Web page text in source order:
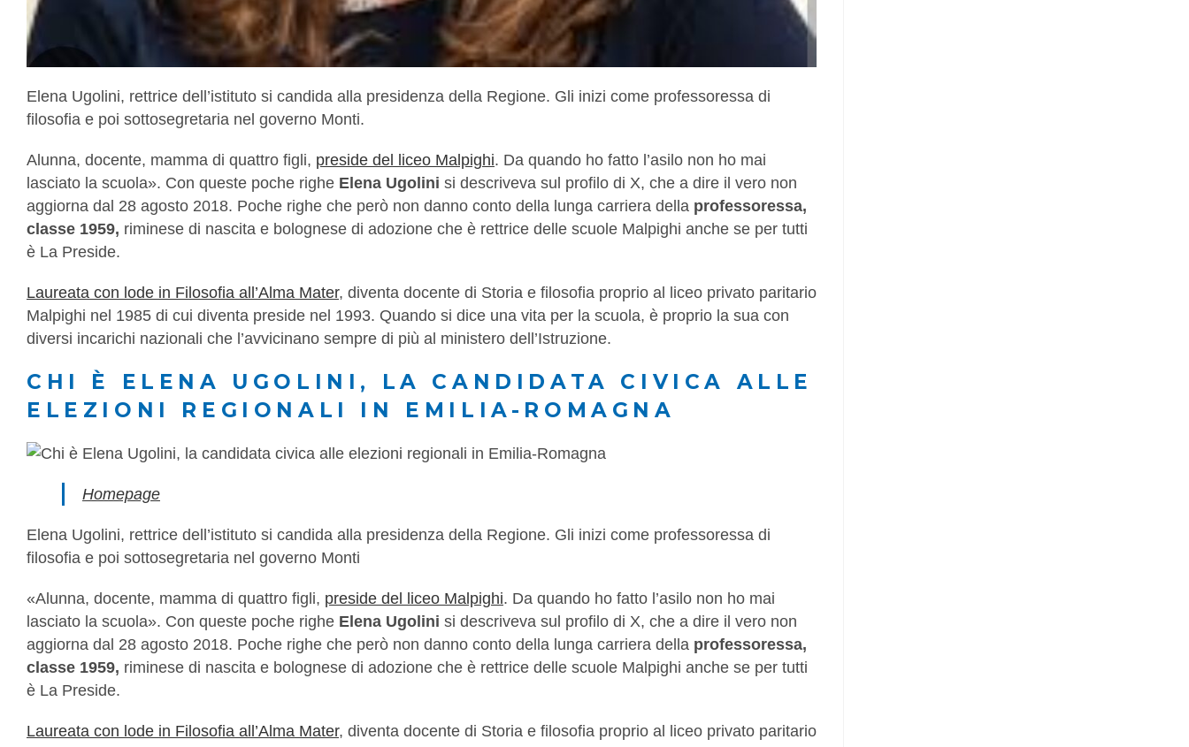
Elena Ugolini, rettrice dell’istituto si candida alla presidenza della Regione. Gli inizi come professoressa di
filosofia e poi sottosegretaria nel governo Monti.
Alunna, docente, mamma di quattro figli, preside del liceo Malpighi. Da quando ho fatto l’asilo non ho mai
lasciato la scuola». Con queste poche righe Elena Ugolini si descriveva sul profilo di X, che a dire il vero non
aggiorna dal 28 agosto 2018. Poche righe che però non danno conto della lunga carriera della professoressa,
classe 1959, riminese di nascita e bolognese di adozione che è rettrice delle scuole Malpighi anche se per tutti
è La Preside.
Laureata con lode in Filosofia all’Alma Mater, diventa docente di Storia e filosofia proprio al liceo privato paritario
Malpighi nel 1985 di cui diventa preside nel 1993. Quando si dice una vita per la scuola, è proprio la sua con
diversi incarichi nazionali che l’avvicinano sempre di più al ministero dell’Istruzione.
CHI È ELENA UGOLINI, LA CANDIDATA CIVICA ALLE
ELEZIONI REGIONALI IN EMILIA-ROMAGNA
Homepage
Elena Ugolini, rettrice dell’istituto si candida alla presidenza della Regione. Gli inizi come professoressa di
filosofia e poi sottosegretaria nel governo Monti
«Alunna, docente, mamma di quattro figli, preside del liceo Malpighi. Da quando ho fatto l’asilo non ho mai
lasciato la scuola». Con queste poche righe Elena Ugolini si descriveva sul profilo di X, che a dire il vero non
aggiorna dal 28 agosto 2018. Poche righe che però non danno conto della lunga carriera della professoressa,
classe 1959, riminese di nascita e bolognese di adozione che è rettrice delle scuole Malpighi anche se per tutti
è La Preside.
Laureata con lode in Filosofia all’Alma Mater, diventa docente di Storia e filosofia proprio al liceo privato paritario